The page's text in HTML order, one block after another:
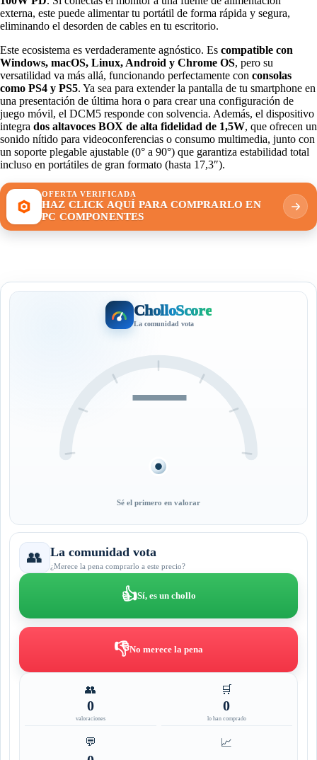
externa, este puede alimentar tu portátil de forma rápida y segura,
eliminando el desorden de cables en tu escritorio.
Este ecosistema es verdaderamente agnóstico. Es compatible con
Windows, macOS, Linux, Android y Chrome OS, pero su
versatilidad va más allá, funcionando perfectamente con consolas
como PS4 y PS5. Ya sea para extender la pantalla de tu smartphone en
una presentación de última hora o para crear una configuración de
juego móvil, el DCM5 responde con solvencia. Además, el dispositivo
integra dos altavoces BOX de alta fidelidad de 1,5W, que ofrecen un
sonido nítido para videoconferencias o consumo multimedia, junto con
un soporte plegable ajustable (0° a 90°) que garantiza estabilidad total
incluso en portátiles de gran formato (hasta 17,3″).
OFERTA VERIFICADA
HAZ CLICK AQUÍ PARA COMPRARLO EN
PC COMPONENTES
CholloScore
La comunidad vota
—
Sé el primero en valorar
👥 La comunidad vota
¿Merece la pena comprarlo a este precio?
👍Sí, es un chollo
👎No merece la pena
👥
0
valoraciones
🛒
0
lo han comprado
💬 📈